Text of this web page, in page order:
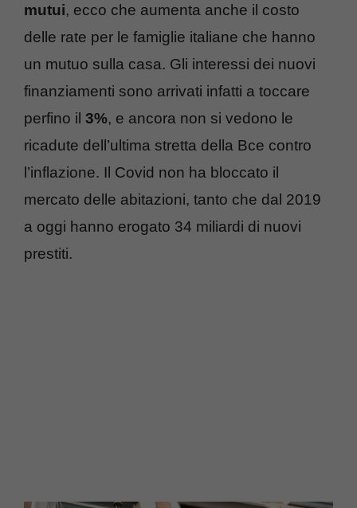
mutui, ecco che aumenta anche il costo
delle rate per le famiglie italiane che hanno
un mutuo sulla casa. Gli interessi dei nuovi
finanziamenti sono arrivati infatti a toccare
perfino il 3%, e ancora non si vedono le
ricadute dell’ultima stretta della Bce contro
l’inflazione. Il Covid non ha bloccato il
mercato delle abitazioni, tanto che dal 2019
a oggi hanno erogato 34 miliardi di nuovi
prestiti.